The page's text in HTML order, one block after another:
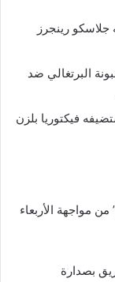
رينجرز
البرتغالي ضد
فيكتوريا بلزن
مواجهة الأربعاء
بصدارة